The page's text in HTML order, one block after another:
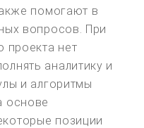
помогают в
вопросов. При
проекта нет
аналитику и
и алгоритмы
основе
позиции